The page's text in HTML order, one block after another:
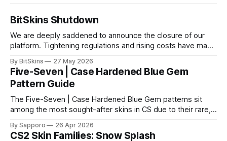
BitSkins Shutdown
We are deeply saddened to announce the closure of our
platform. Tightening regulations and rising costs have made
By BitSkins 27 May 2026
Five-Seven | Case Hardened Blue Gem
Pattern Guide
The Five-Seven | Case Hardened Blue Gem patterns sit
among the most sought-after skins in CS due to their rare,
especially because of their high blue percentage yet being
By Sapporo 26 Apr 2026
CS2 Skin Families: Snow Splash